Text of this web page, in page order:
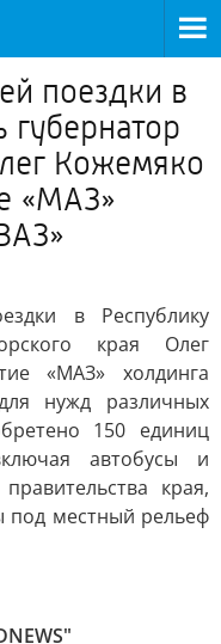
поездки в
губернатор
Кожемяко
«МАЗ»
в Республику
края Олег
«МАЗ» холдинга
нужд различных
150 единиц
автобусы и
края,
под местный рельеф